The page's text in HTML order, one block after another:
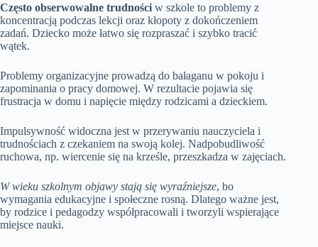
Często obserwowalne trudności w szkole to problemy z
koncentracją podczas lekcji oraz kłopoty z dokończeniem
zadań. Dziecko może łatwo się rozpraszać i szybko tracić
wątek.
Problemy organizacyjne prowadzą do bałaganu w pokoju i
zapominania o pracy domowej. W rezultacie pojawia się
frustracja w domu i napięcie między rodzicami a dzieckiem.
Impulsywność widoczna jest w przerywaniu nauczyciela i
trudnościach z czekaniem na swoją kolej. Nadpobudliwość
ruchowa, np. wiercenie się na krześle, przeszkadza w zajęciach.
W wieku szkolnym objawy stają się wyraźniejsze, bo
wymagania edukacyjne i społeczne rosną. Dlatego ważne jest,
by rodzice i pedagodzy współpracowali i tworzyli wspierające
miejsce nauki.